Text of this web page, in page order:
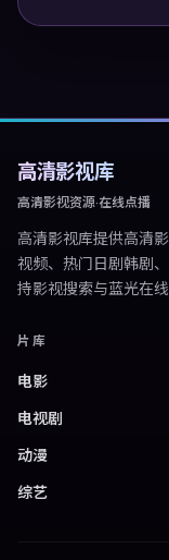
高清影视库
高清影视资源·在线点播
高清影视库提供高清
视频、热门日剧韩剧
持影视搜索与蓝光在线
片库
电影
电视剧
动漫
综艺